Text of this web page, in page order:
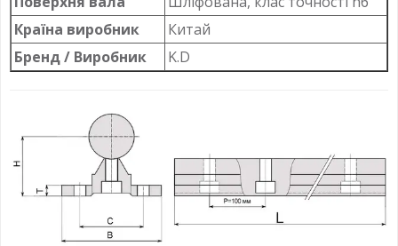
Країна виробник
Китай
Бренд / Виробник
K.D